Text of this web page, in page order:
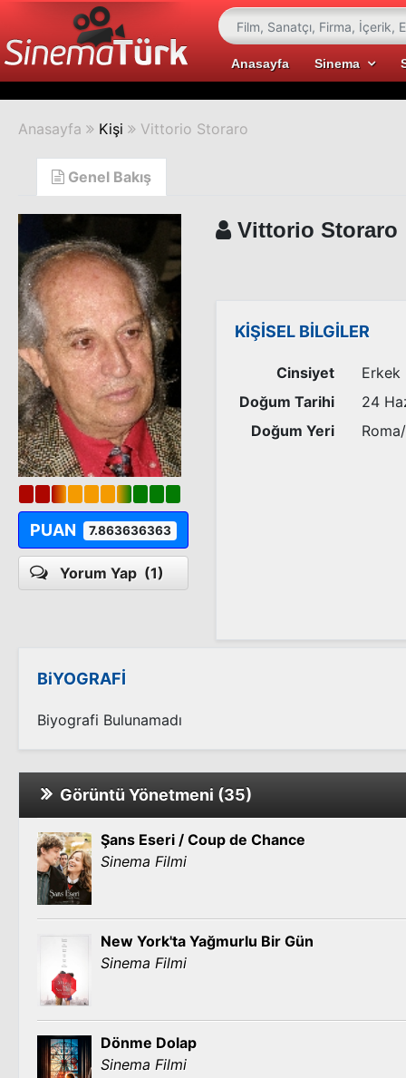
Anasayfa Sinema
Anasayfa Kişi Vittorio Storaro
Genel Bakış
PUAN 7.863636363
Yorum Yap (1)
Vittorio Storaro
KİŞİSEL BİLGİLER
Cinsiyet
Erkek
Doğum Tarihi
24
Doğum Yeri
BiYOGRAFİ
Biyografi Bulunamadı
Görüntü Yönetmeni (35)
Şans Eseri / Coup de Chance
Sinema Filmi
New York'ta Yağmurlu Bir Gün
Sinema Filmi
Dönme Dolap
Sinema Filmi